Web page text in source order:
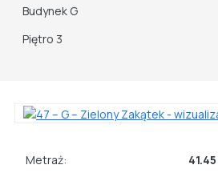
Budynek G
Piętro 3
Metraż: